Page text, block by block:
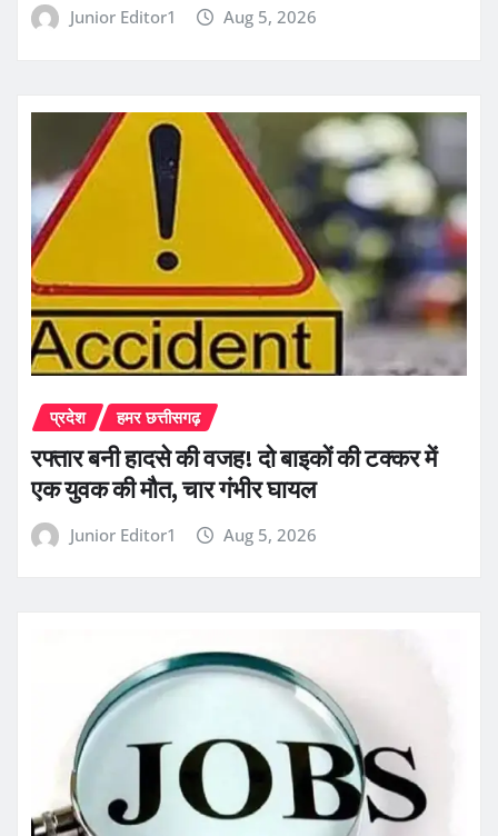
Junior Editor1 Aug 5, 2026
प्रदेश हमर छत्तीसगढ़
रफ्तार बनी हादसे की वजह! दो बाइकों की टक्कर में
एक युवक की मौत, चार गंभीर घायल
Junior Editor1 Aug 5, 2026